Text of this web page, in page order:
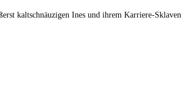
kaltschnäuzigen Ines und ihrem Karriere-Sklaven